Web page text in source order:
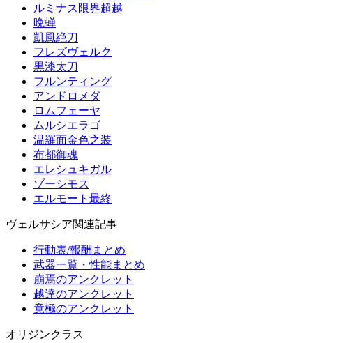
ルミナス限界超越
晩蝉
凱風絶刀
フレズヴェルク
黒漆太刀
フルンティング
アンドロメダ
ロムフェーヤ
ムルシエラゴ
温羅面金色之装
布都御魂
エレシュキガル
ゾーシモス
エルモート最終
ヴェルサシア関連記事
行動表/報酬まとめ
武器一覧・性能まとめ
崩焉のアンクレット
越達のアンクレット
竟極のアンクレット
オリジンクラス